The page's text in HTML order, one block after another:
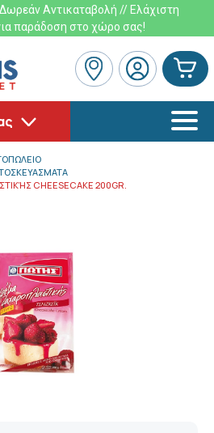
Αντικαταβολή // Ελάχιστη
παράδοση στο χώρο σας!
CHEESECAKE 200GR.